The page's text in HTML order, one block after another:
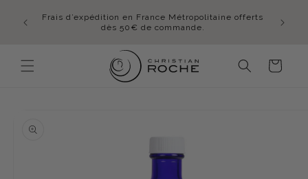
passer
au
Frais d’expédition en France Métropolitaine offerts
dès 50€ de commande.
lundi
Panier
produits